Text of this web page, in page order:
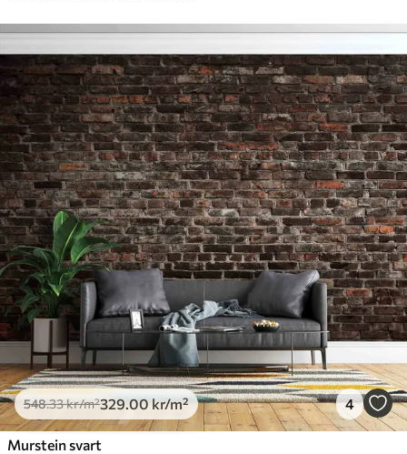
548.33kr/m²329.00 kr/m² 4
Murstein svart